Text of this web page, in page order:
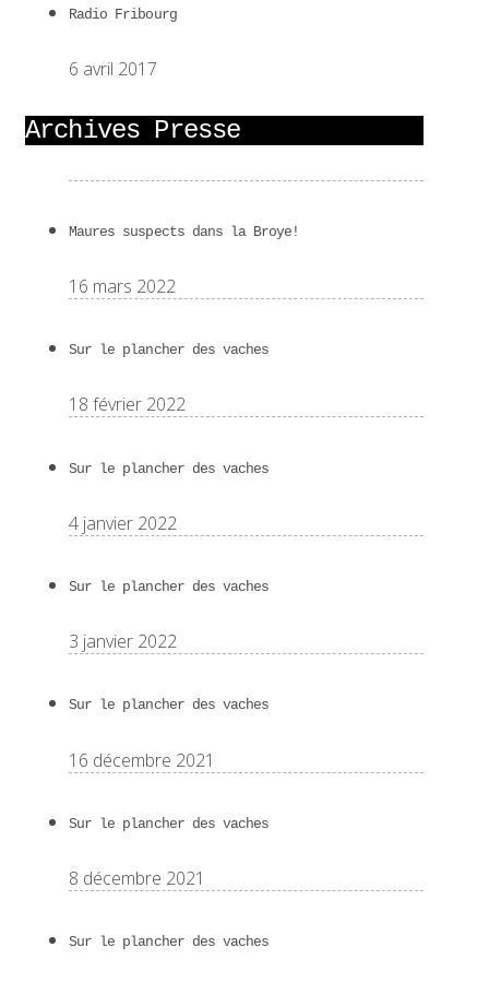
Radio Fribourg
6 avril 2017
Archives Presse
Maures suspects dans la Broye!
16 mars 2022
Sur le plancher des vaches
18 février 2022
Sur le plancher des vaches
4 janvier 2022
Sur le plancher des vaches
3 janvier 2022
Sur le plancher des vaches
16 décembre 2021
Sur le plancher des vaches
8 décembre 2021
Sur le plancher des vaches